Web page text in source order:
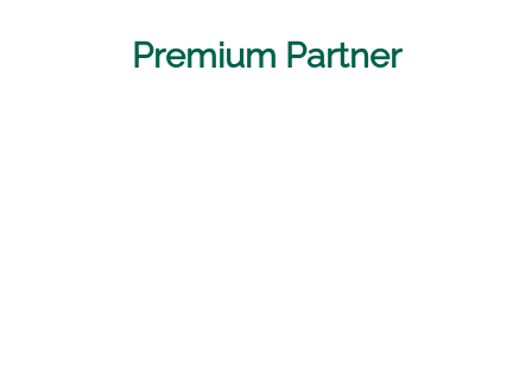
Premium Partner